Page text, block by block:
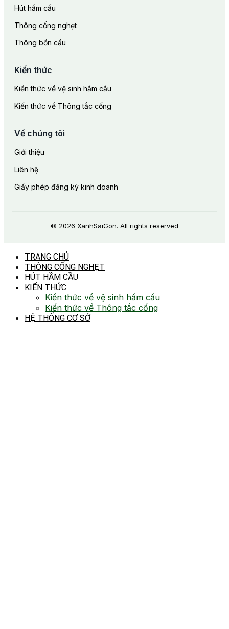
Hút hầm cầu
Thông cống nghẹt
Thông bồn cầu
Kiến thức
Kiến thức về vệ sinh hầm cầu
Kiến thức về Thông tắc cống
Về chúng tôi
Giới thiệu
Liên hệ
Giấy phép đăng ký kinh doanh
© 2026 XanhSaiGon. All rights reserved
TRANG CHỦ
THÔNG CỐNG NGHẸT
HÚT HẦM CẦU
KIẾN THỨC
Kiến thức về vệ sinh hầm cầu
Kiến thức về Thông tắc cống
HỆ THỐNG CƠ SỞ